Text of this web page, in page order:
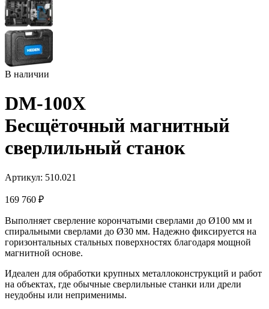
В наличии
DM-100X
Бесщёточный магнитный
сверлильный станок
Артикул: 510.021
169 760 ₽
Выполняет сверление корончатыми сверлами до Ø100 мм и
спиральными сверлами до Ø30 мм. Надежно фиксируется на
горизонтальных стальных поверхностях благодаря мощной
магнитной основе.
Идеален для обработки крупных металлоконструкций и работ
на объектах, где обычные сверлильные станки или дрели
неудобны или неприменимы.